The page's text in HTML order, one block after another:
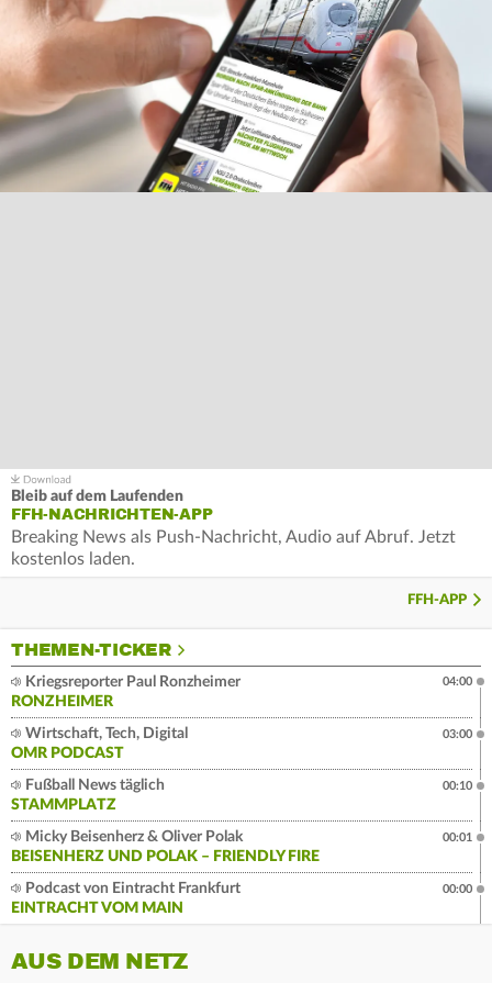
Bleib auf dem Laufenden
FFH-NACHRICHTEN-APP
Breaking News als Push-Nachricht, Audio auf Abruf. Jetzt
kostenlos laden.
FFH-APP
THEMEN-TICKER
Kriegsreporter Paul Ronzheimer
RONZHEIMER
04:00
Wirtschaft, Tech, Digital
OMR PODCAST
03:00
Fußball News täglich
STAMMPLATZ
00:10
Micky Beisenherz & Oliver Polak
BEISENHERZ UND POLAK – FRIENDLY FIRE
00:01
Podcast von Eintracht Frankfurt
EINTRACHT VOM MAIN
00:00
AUS DEM NETZ